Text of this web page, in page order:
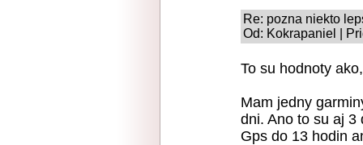
Re: pozna niekto
Od: Kokrapaniel |
To su hodnoty
Mam jedny
dni. Ano to su aj 3
Gps do 13 hodin